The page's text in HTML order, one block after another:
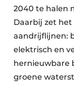
2040 te halen
Daarbij zet
aandrijflijnen:
elektrisch en
hernieuwbare
groene